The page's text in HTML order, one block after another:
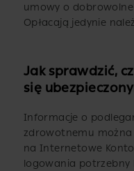
umowy o
Opłacają jedynie
Jak sprawdzić,
się
Informacje o
zdrowotnemu można
na Internetowe
logowania potrzebny